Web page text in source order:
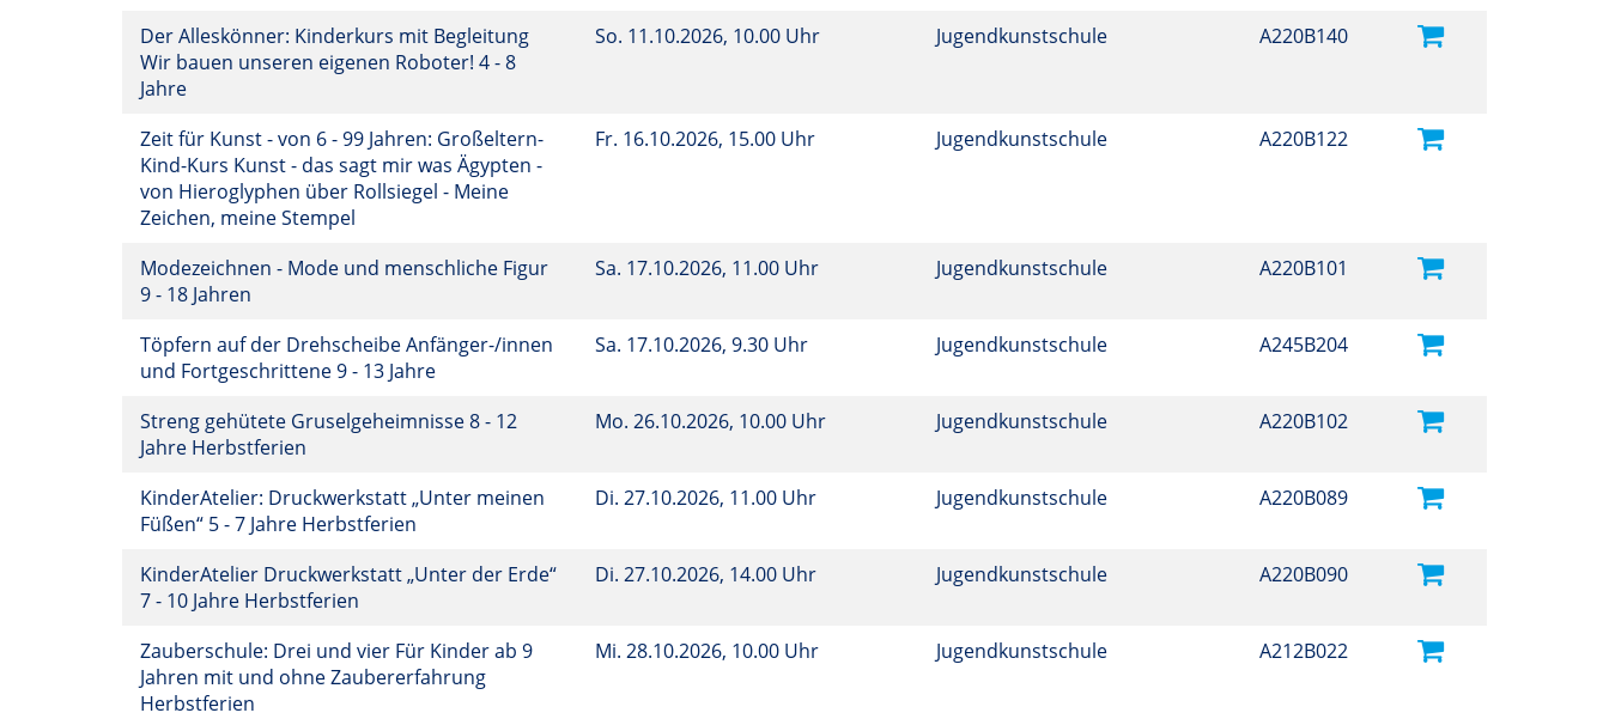
Der Alleskönner: Kinderkurs mit Begleitung
Wir bauen unseren eigenen Roboter! 4 - 8
Jahre
So. 11.10.2026, 10.00 Uhr Jugendkunstschule A220B140
Zeit für Kunst - von 6 - 99 Jahren: Großeltern-
Kind-Kurs Kunst - das sagt mir was Ägypten -
von Hieroglyphen über Rollsiegel - Meine
Zeichen, meine Stempel
Fr. 16.10.2026, 15.00 Uhr Jugendkunstschule A220B122
Modezeichnen - Mode und menschliche Figur
9 - 18 Jahren
Sa. 17.10.2026, 11.00 Uhr Jugendkunstschule A220B101
Töpfern auf der Drehscheibe Anfänger-/innen
und Fortgeschrittene 9 - 13 Jahre
Sa. 17.10.2026, 9.30 Uhr Jugendkunstschule A245B204
Streng gehütete Gruselgeheimnisse 8 - 12
Jahre Herbstferien
Mo. 26.10.2026, 10.00 Uhr Jugendkunstschule A220B102
KinderAtelier: Druckwerkstatt „Unter meinen
Füßen“ 5 - 7 Jahre Herbstferien
Di. 27.10.2026, 11.00 Uhr Jugendkunstschule A220B089
KinderAtelier Druckwerkstatt „Unter der Erde“
7 - 10 Jahre Herbstferien
Di. 27.10.2026, 14.00 Uhr Jugendkunstschule A220B090
Zauberschule: Drei und vier Für Kinder ab 9
Jahren mit und ohne Zaubererfahrung
Herbstferien
Mi. 28.10.2026, 10.00 Uhr Jugendkunstschule A212B022